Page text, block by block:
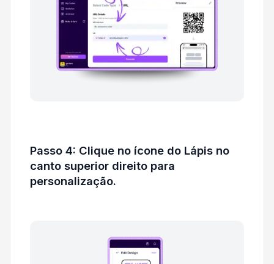
Passo 4: Clique no ícone do Lápis no
canto superior direito para
personalização.